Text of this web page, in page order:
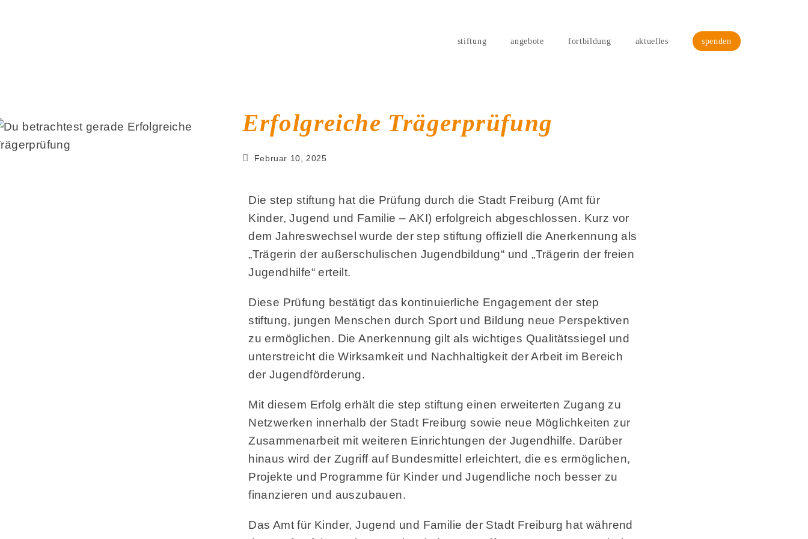
stiftung angebote fortbildung aktuelles spenden
Erfolgreiche Trägerprüfung
Februar 10, 2025
Die step stiftung hat die Prüfung durch die Stadt Freiburg (Amt für
Kinder, Jugend und Familie – AKI) erfolgreich abgeschlossen. Kurz vor
dem Jahreswechsel wurde der step stiftung offiziell die Anerkennung als
„Trägerin der außerschulischen Jugendbildung“ und „Trägerin der freien
Jugendhilfe“ erteilt.
Diese Prüfung bestätigt das kontinuierliche Engagement der step
stiftung, jungen Menschen durch Sport und Bildung neue Perspektiven
zu ermöglichen. Die Anerkennung gilt als wichtiges Qualitätssiegel und
unterstreicht die Wirksamkeit und Nachhaltigkeit der Arbeit im Bereich
der Jugendförderung.
Mit diesem Erfolg erhält die step stiftung einen erweiterten Zugang zu
Netzwerken innerhalb der Stadt Freiburg sowie neue Möglichkeiten zur
Zusammenarbeit mit weiteren Einrichtungen der Jugendhilfe. Darüber
hinaus wird der Zugriff auf Bundesmittel erleichtert, die es ermöglichen,
Projekte und Programme für Kinder und Jugendliche noch besser zu
finanzieren und auszubauen.
Das Amt für Kinder, Jugend und Familie der Stadt Freiburg hat während